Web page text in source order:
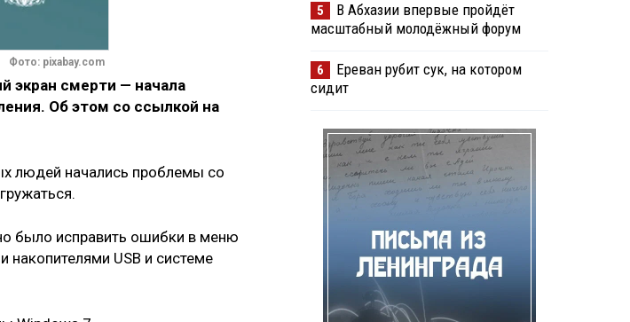
Фото: pixabay.com
экран смерти — начала
Об этом со ссылкой на
людей начались проблемы со
было исправить ошибки в меню
накопителями USB и системе
5
В Абхазии впервые пройдёт
масштабный молодёжный форум
6
Ереван рубит сук, на котором
сидит